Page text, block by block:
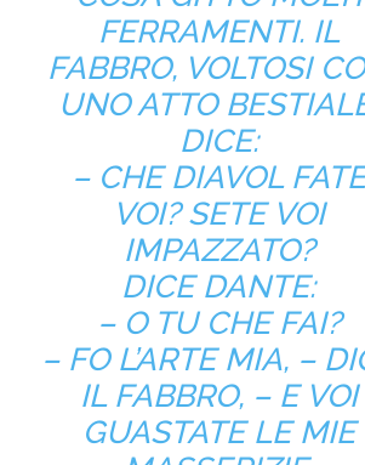
FERRAMENTI. IL
FABBRO, VOLTOSI
UNO ATTO
DICE:
– CHE DIAVOL FATE
VOI? SETE VOI
IMPAZZATO?
DICE DANTE:
– O TU CHE FAI?
– FO L’ARTE MIA, –
IL FABBRO, – E VOI
GUASTATE LE MIE